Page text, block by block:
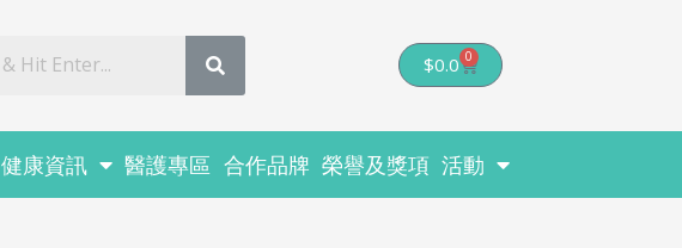
$0.0 0
Cart
健康資訊 醫護專區 合作品牌 榮譽及獎項 活動